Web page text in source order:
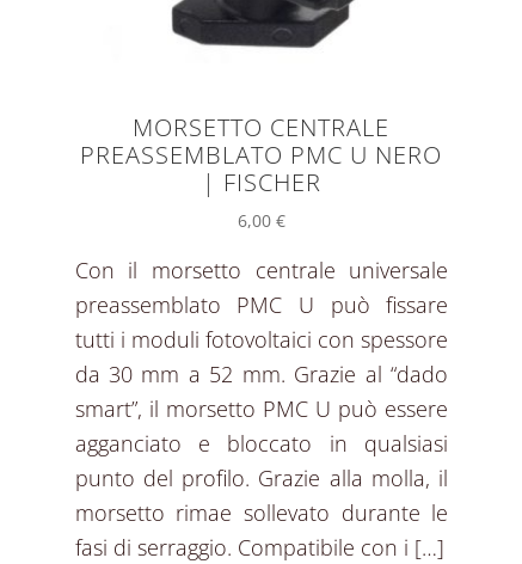
MORSETTO CENTRALE
PREASSEMBLATO PMC U NERO
| FISCHER
6,00 €
Con il morsetto centrale universale
preassemblato PMC U può fissare
tutti i moduli fotovoltaici con spessore
da 30 mm a 52 mm. Grazie al “dado
smart”, il morsetto PMC U può essere
agganciato e bloccato in qualsiasi
punto del profilo. Grazie alla molla, il
morsetto rimae sollevato durante le
fasi di serraggio. Compatibile con i […]